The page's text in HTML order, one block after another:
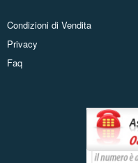
Condizioni di Vendita
Privacy
Faq